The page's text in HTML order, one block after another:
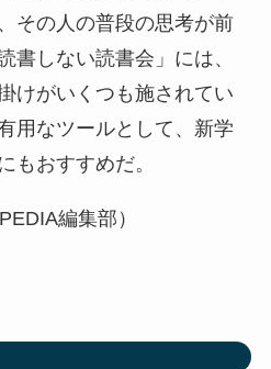
その人の普段の思考が前
書しない読書会」には、
けがいくつも施されてい
用なツールとして、新学
もおすすめだ。
編集部）